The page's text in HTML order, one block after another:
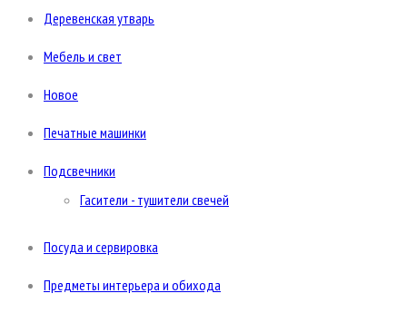
Деревенская утварь
Мебель и свет
Новое
Печатные машинки
Подсвечники
Гасители - тушители свечей
Посуда и сервировка
Предметы интерьера и обихода